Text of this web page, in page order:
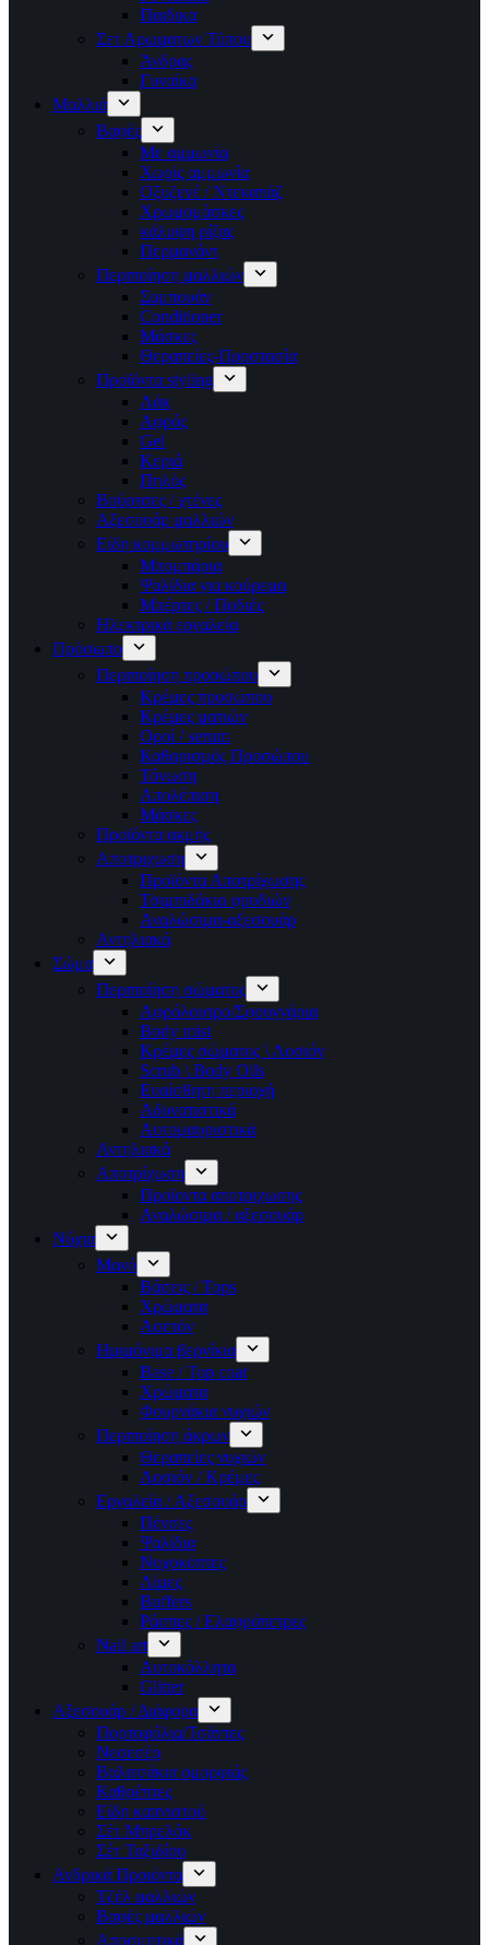
Παιδικα
Σετ Αρωματων Τύπου
Άνδρας
Γυναίκα
Μαλλιά
Βαφές
Με αμμωνία
Χωρίς αμμωνία
Οξυζενέ / Ντεκαπάζ
Χρωμομάσκες
κάλυψη ρίζας
Περμανάντ
Περιποίηση μαλλιών
Σαμπουάν
Conditioner
Μάσκες
Θεραπείες-Προστασία
Προϊόντα styling
Λάκ
Αφρός
Gel
Κεριά
Πηλός
Βούρτσες / χτένες
Αξεσουάρ μαλλιών
Είδη κομμωτηρίου
Μπομπάρια
Ψαλίδια για κούρεμα
Μπέρτες / Ποδιές
Ηλεκτρικά εργαλεία
Πρόσωπο
Περιποίηση προσώπου
Κρέμες προσώπου
Κρέμες ματιών
Οροί / serum
Καθαρισμός Προσώπου
Τόνωση
Απολέπιση
Μάσκες
Προϊόντα ακμής
Αποτριχωση
Προϊόντα Αποτρίχωσης
Τσιμπιδάκια φρυδιών
Αναλώσιμα-αξεσουάρ
Αντηλιακά
Σώμα
Περιποίηση σώματος
Αφρόλουτρο/Σφουγγάρια
Body mist
Κρέμες σώματος \ Λοσιόν
Scrub \ Body Oils
Ευαίσθητη περιοχή
Αδυνατιστικά
Αυτομαυριστικά
Αντηλιακά
Αποτρίχωση
Προϊοντα αποτριχωσης
Αναλώσιμα / αξεσουάρ
Νύχια
Μανό
Βάσεις / Tops
Χρώματα
Ασετόν
Ημιμόνιμα βερνίκια
Base / Top coat
Χρώματα
Φουρνάκια νυχιών
Περιποίηση άκρων
Θεραπείες νυχιών
Λοσιόν / Κρέμες
Εργαλεία / Αξεσουάρ
Πένσες
Ψαλίδια
Νυχοκόπτες
Λίμες
Buffers
Ράσπες / Ελαφρόπετρες
Nail art
Αυτοκόλλητα
Glitter
Αξεσουάρ / Διάφορα
Πορτοφόλια/Τσάντες
Νεσεσέρ
Βαλιτσάκια ομορφιάς
Καθρέπτες
Είδη καπνιστού
Σέτ Μπρελόκ
Σέτ Ταξιδίου
Ανδρικά Προιόντα
Τζέλ μαλλιών
Βαφές μαλλιών
Αποσμητικά